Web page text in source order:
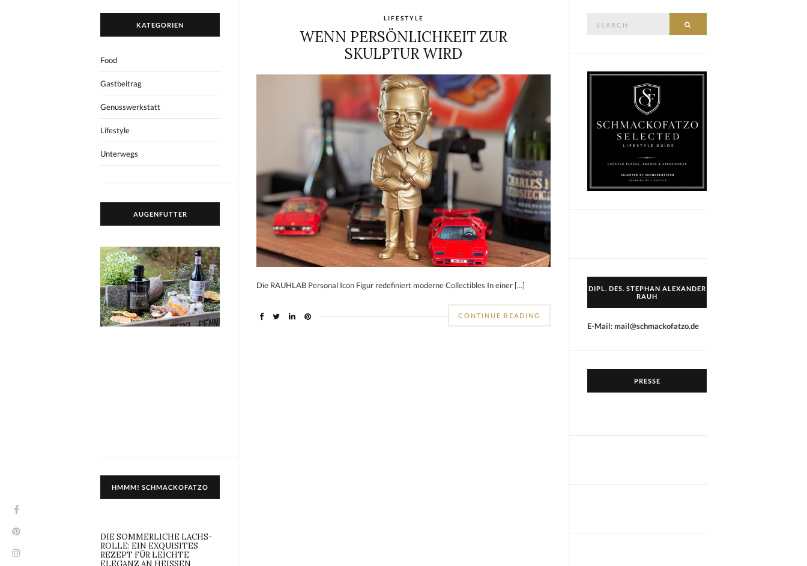
LIFESTYLE
WENN PERSÖNLICHKEIT ZUR
SKULPTUR WIRD
Die RAUHLAB Personal Icon Figur redefiniert moderne Collectibles In einer […]
CONTINUE READING
KATEGORIEN
Food
Gastbeitrag
Genusswerkstatt
Lifestyle
Unterwegs
AUGENFUTTER
HMMM! SCHMACKOFATZO
DIE SOMMERLICHE LACHS-
ROLLE: EIN EXQUISITES
REZEPT FÜR LEICHTE
ELEGANZ AN HEISSEN T
DIPL. DES. STEPHAN ALEXANDER
RAUH
E-Mail: mail@schmackofatzo.de
PRESSE